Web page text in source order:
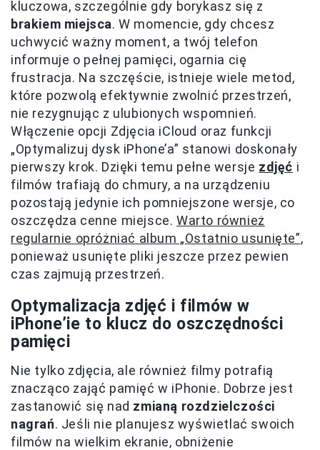
kluczowa, szczególnie gdy borykasz się z
brakiem miejsca. W momencie, gdy chcesz
uchwycić ważny moment, a twój telefon
informuje o pełnej pamięci, ogarnia cię
frustracja. Na szczęście, istnieje wiele metod,
które pozwolą efektywnie zwolnić przestrzeń,
nie rezygnując z ulubionych wspomnień.
Włączenie opcji Zdjęcia iCloud oraz funkcji
„Optymalizuj dysk iPhone’a” stanowi doskonały
pierwszy krok. Dzięki temu pełne wersje zdjęć i
filmów trafiają do chmury, a na urządzeniu
pozostają jedynie ich pomniejszone wersje, co
oszczędza cenne miejsce.Warto również
regularnie opróżniać album „Ostatnio usunięte”,
ponieważ usunięte pliki jeszcze przez pewien
czas zajmują przestrzeń.
Optymalizacja zdjęć i filmów w
iPhone’ie to klucz do oszczędności
pamięci
Nie tylko zdjęcia, ale również filmy potrafią
znacząco zająć pamięć w iPhonie. Dobrze jest
zastanowić się nad zmianą rozdzielczości
nagrań. Jeśli nie planujesz wyświetlać swoich
filmów na wielkim ekranie, obniżenie